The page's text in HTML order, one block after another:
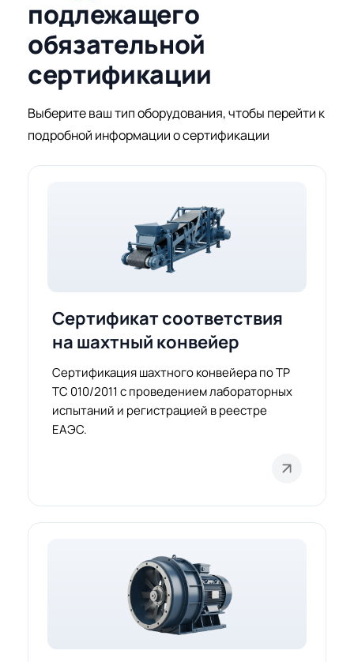
подлежащего
обязательной
сертификации
Выберите ваш тип оборудования, чтобы перейти к
подробной информации о сертификации
Сертификат соответствия
на шахтный конвейер
Сертификация шахтного конвейера по ТР
ТС 010/2011 с проведением лабораторных
испытаний и регистрацией в реестре
ЕАЭС.